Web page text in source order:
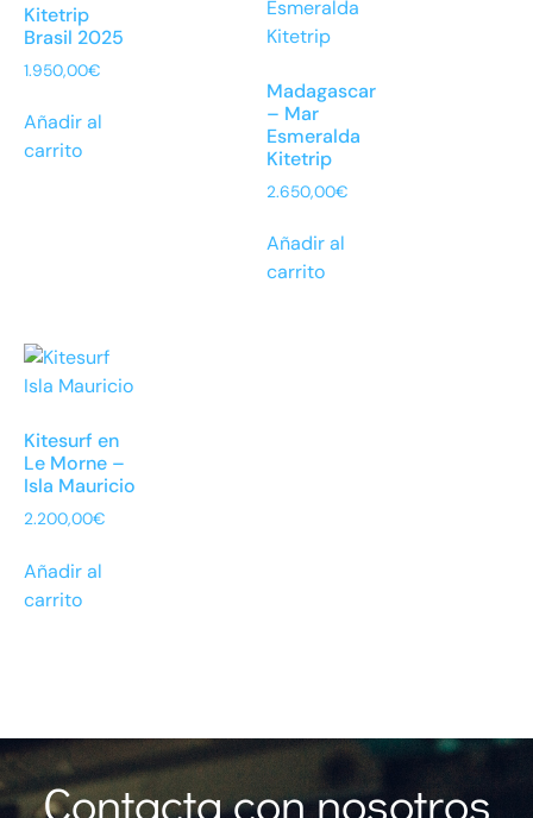
Kitetrip
Brasil 2025
1.950,00€
Añadir al
carrito
Madagascar
– Mar
Esmeralda
Kitetrip
2.650,00€
Añadir al
carrito
Kitesurf en
Le Morne –
Isla Mauricio
2.200,00€
Añadir al
carrito
Contacta con nosotros